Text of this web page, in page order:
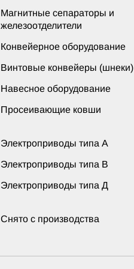
Магнитные сепараторы и
железоотделители
Конвейерное оборудование
Винтовые конвейеры (шнеки)
Навесное оборудование
Просеивающие ковши
Электроприводы типа А
Электроприводы типа В
Электроприводы типа Д
Снято с производства